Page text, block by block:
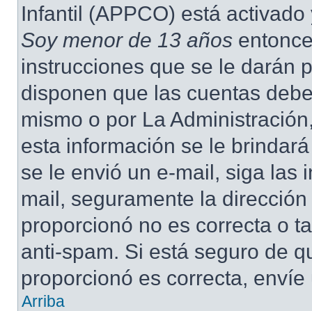
Infantil (APPCO) está
Soy menor de 13 años
instrucciones que se le darán
disponen que las cuentas
mismo o por La
esta información se le
se le envió un e-mail, siga las
mail, seguramente la
proporcionó no es correcta o
anti-spam. Si está seguro de
proporcionó es correcta,
Arriba